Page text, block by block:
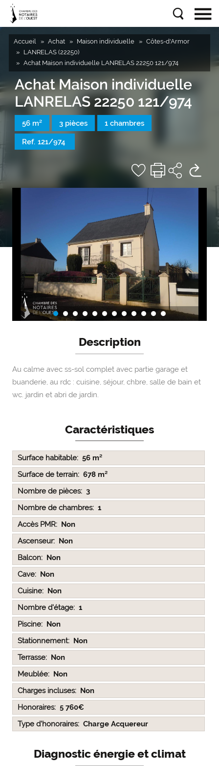
Accueil Achat Maison individuelle
Côtes-d'Armor
LANRELAS (22250)
Achat Maison individuelle LANRELAS 22250 121/974
Achat Maison individuelle
LANRELAS 22250 121/974
56 m² 3 pièces 1 chambres
Ref. 121/974
Description
Au calme avec ss-sol complet avec partie garage et
buanderie, au rdc : cuisine, séjour, chbre, salle de bain et
wc. jardin et abri de jardin.
Caractéristiques
Surface habitable
56 m²
Surface de terrain
678 m²
Nombre de pièces
3
Nombre de chambres
1
Accès PMR
Non
Ascenseur
Non
Balcon
Non
Cave
Non
Cuisine
Non
Nombre d'étage
1
Piscine
Non
Stationnement
Non
Terrasse
Non
Meublée
Non
Charges incluses
Non
Honoraires
5 760€
Type d'honoraires
Charge Acquereur
Diagnostic énergie et climat